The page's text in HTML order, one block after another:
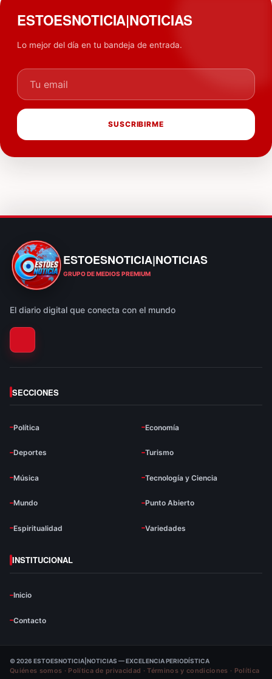
ESTOESNOTICIA|NOTICIAS
Lo mejor del día en tu bandeja de entrada.
Tu email
SUSCRIBIRME
ESTOESNOTICIA|NOTICIAS
ESTOESNOTICIA|NOTICIAS
GRUPO DE MEDIOS PREMIUM
El diario digital que conecta con el mundo
SECCIONES
Política Economía
Deportes Turismo
Música Tecnología y Ciencia
Mundo Punto Abierto
Espiritualidad Variedades
INSTITUCIONAL
Inicio
Contacto
© 2026 ESTOESNOTICIA|NOTICIAS — EXCELENCIA PERIODÍSTICA
Quiénes somos · Política de privacidad ·Términos y condiciones · Política